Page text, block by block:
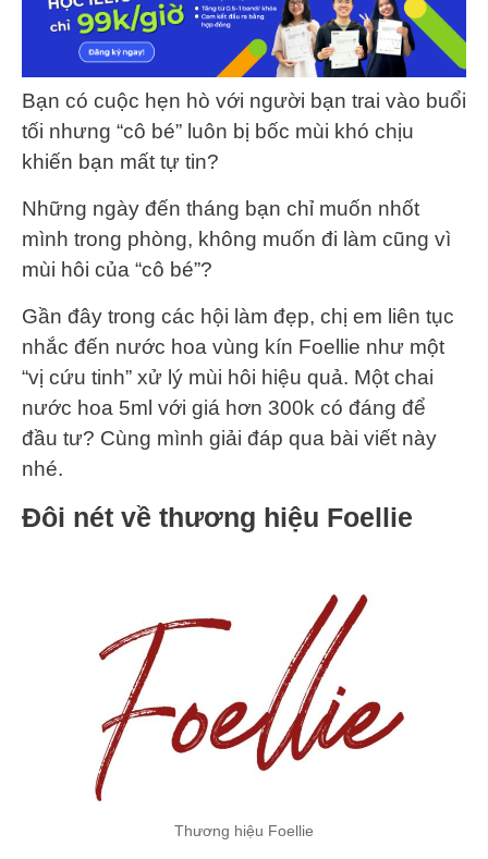
Bạn có cuộc hẹn hò với người bạn trai vào buổi
tối nhưng “cô bé” luôn bị bốc mùi khó chịu
khiến bạn mất tự tin?
Những ngày đến tháng bạn chỉ muốn nhốt
mình trong phòng, không muốn đi làm cũng vì
mùi hôi của “cô bé”?
Gần đây trong các hội làm đẹp, chị em liên tục
nhắc đến nước hoa vùng kín Foellie như một
“vị cứu tinh” xử lý mùi hôi hiệu quả. Một chai
nước hoa 5ml với giá hơn 300k có đáng để
đầu tư? Cùng mình giải đáp qua bài viết này
nhé.
Đôi nét về thương hiệu Foellie
Thương hiệu Foellie